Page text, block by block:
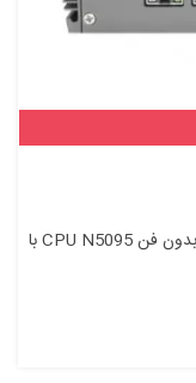
مینی باکس صنعتی و کاربردی و بسیار حرفه ای بدون فن CPU N5095 با